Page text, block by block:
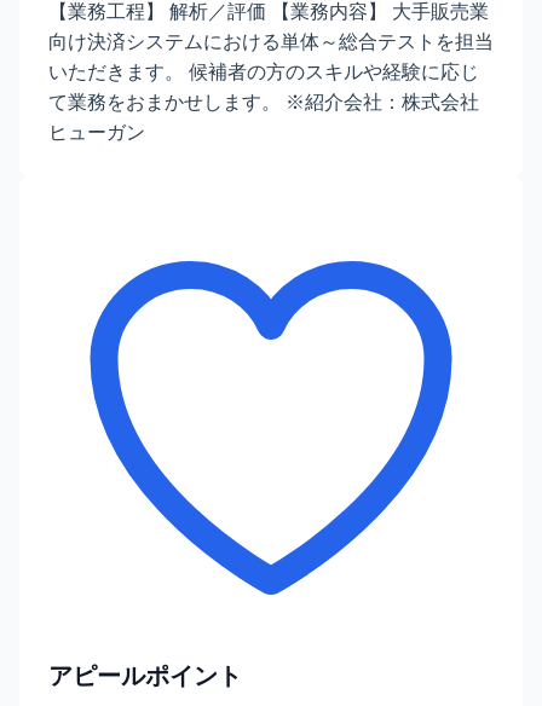
【業務工程】 解析／評価 【業務内容】 大手販売業
向け決済システムにおける単体～総合テストを担当
いただきます。 候補者の方のスキルや経験に応じ
て業務をおまかせします。 ※紹介会社：株式会社
ヒューガン
アピールポイント